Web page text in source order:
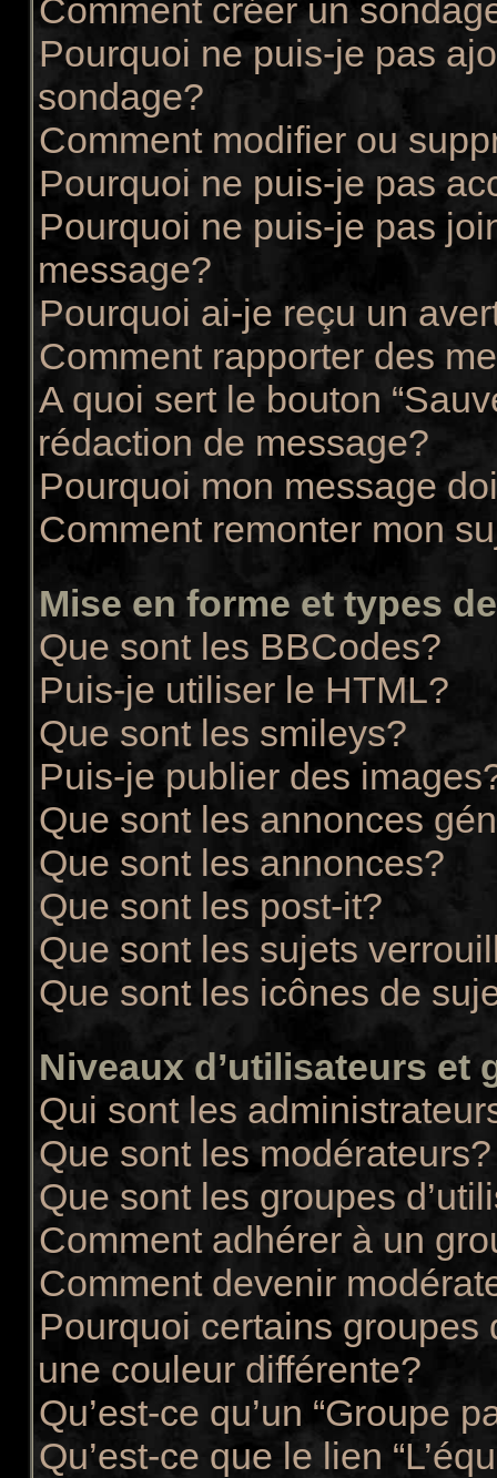
Comment créer un
Pourquoi ne puis-je pas
sondage?
Comment modifier ou
Pourquoi ne puis-je pas
Pourquoi ne puis-je pas
message?
Pourquoi ai-je reçu un
Comment rapporter des
A quoi sert le bouton
rédaction de message?
Pourquoi mon message
Comment remonter mon
Mise en forme et types
Que sont les BBCodes?
Puis-je utiliser le HTML?
Que sont les smileys?
Puis-je publier des
Que sont les annonces
Que sont les annonces?
Que sont les post-it?
Que sont les sujets
Que sont les icônes de
Niveaux d’utilisateurs et
Qui sont les
Que sont les modérateurs?
Que sont les groupes
Comment adhérer à un
Comment devenir
Pourquoi certains groupes
une couleur différente?
Qu’est-ce qu’un “Groupe
Qu’est-ce que le lien